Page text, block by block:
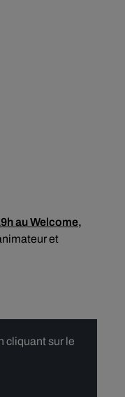
au Welcome,
et
cliquant sur le